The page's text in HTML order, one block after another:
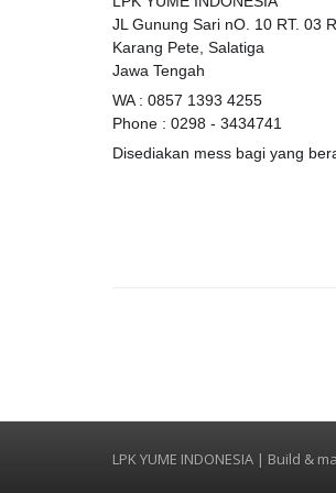
JL Gunung Sari nO. 10 RT. 03
Karang Pete, Salatiga
Jawa Tengah
WA : 0857 1393 4255
Phone : 0298 - 3434741
Disediakan mess bagi yang
LPK YUME INDONESIA | Build &